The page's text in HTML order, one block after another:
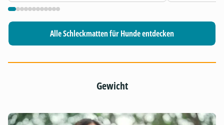
Alle Schleckmatten für Hunde entdecken
Gewicht